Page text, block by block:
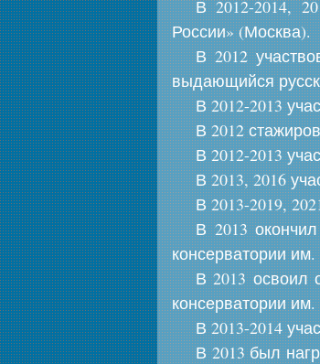
В 2012-2014,
России» (Москва).
В 2012
выдающийся
В 2012-2013
В 2012
В 2012-2013
В 2013, 2016
В 2013-2019,
В 2013
консерватории
В 2013 освоил
консерватории
В 2013-2014
В 2013 был